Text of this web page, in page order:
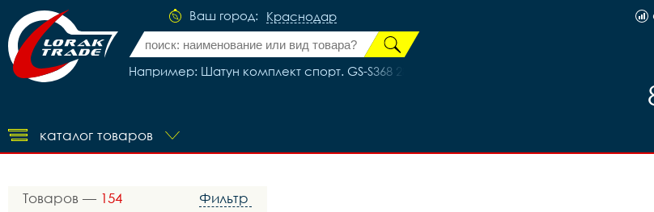
Ваш город: Краснодар
Например: Шатун комплект спорт. GS-S368 28/38/48 сталь, код 41119
каталог товаров
Товаров — 154 Фильтр